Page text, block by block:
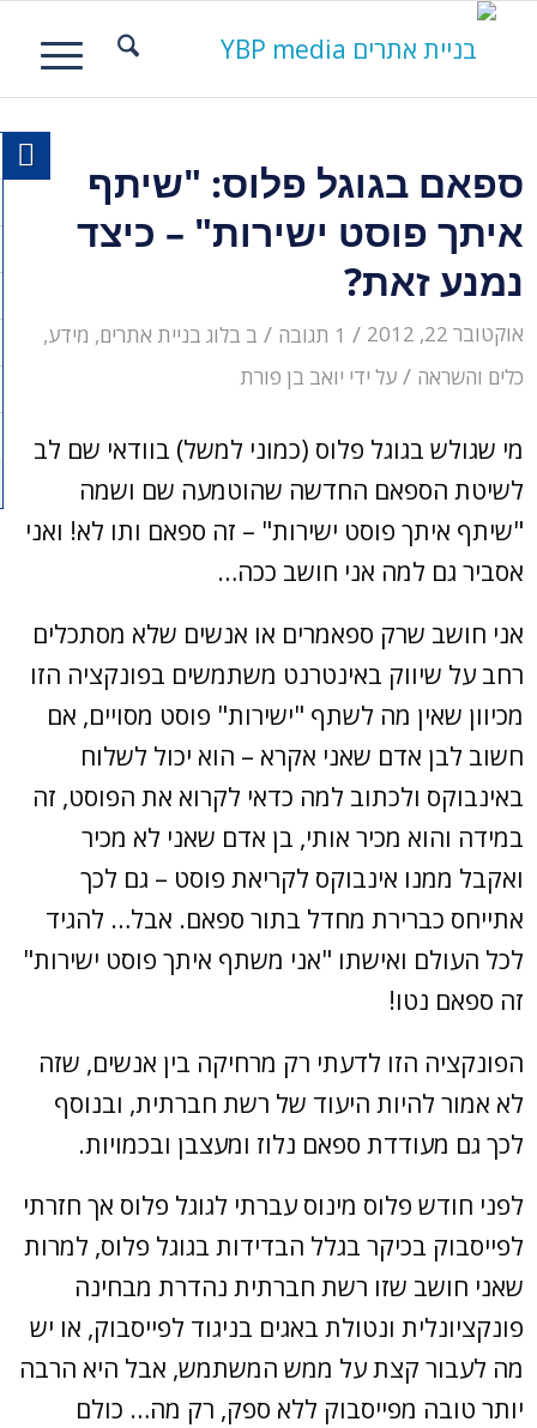
ספאם בגוגל פלוס: "שיתף
איתך פוסט ישירות" – כיצד
נמנע זאת?
אוקטובר 22, 2012 / 1 תגובה / ב בלוג בניית אתרים, מידע,
כלים והשראה / על ידי יואב בן פורת
מי שגולש בגוגל פלוס (כמוני למשל) בוודאי שם לב
לשיטת הספאם החדשה שהוטמעה שם ושמה
"שיתף איתך פוסט ישירות" – זה ספאם ותו לא! ואני
אסביר גם למה אני חושב ככה…
אני חושב שרק ספאמרים או אנשים שלא מסתכלים
רחב על שיווק באינטרנט משתמשים בפונקציה הזו
מכיוון שאין מה לשתף "ישירות" פוסט מסויים, אם
חשוב לבן אדם שאני אקרא – הוא יכול לשלוח
באינבוקס ולכתוב למה כדאי לקרוא את הפוסט, זה
במידה והוא מכיר אותי, בן אדם שאני לא מכיר
ואקבל ממנו אינבוקס לקריאת פוסט – גם לכך
אתייחס כברירת מחדל בתור ספאם. אבל… להגיד
לכל העולם ואישתו "אני משתף איתך פוסט ישירות"
זה ספאם נטו!
הפונקציה הזו לדעתי רק מרחיקה בין אנשים, שזה
לא אמור להיות היעוד של רשת חברתית, ובנוסף
לכך גם מעודדת ספאם נלוז ומעצבן ובכמויות.
לפני חודש פלוס מינוס עברתי לגוגל פלוס אך חזרתי
לפייסבוק בכיקר בגלל הבדידות בגוגל פלוס, למרות
שאני חושב שזו רשת חברתית נהדרת מבחינה
פונקציונלית ונטולת באגים בניגוד לפייסבוק, או יש
מה לעבור קצת על ממש המשתמש, אבל היא הרבה
יותר טובה מפייסבוק ללא ספק, רק מה… כולם